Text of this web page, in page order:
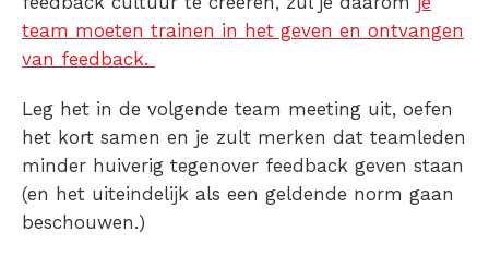
team moeten trainen in het geven en ontvangen
van feedback.
Leg het in de volgende team meeting uit, oefen
het kort samen en je zult merken dat teamleden
minder huiverig tegenover feedback geven staan
(en het uiteindelijk als een geldende norm gaan
beschouwen.)